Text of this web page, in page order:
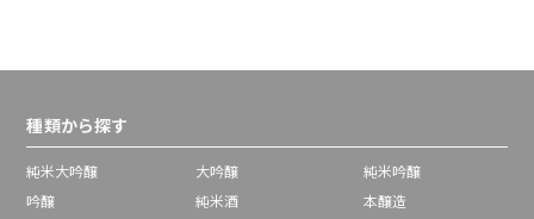
種類から探す
純米大吟醸 大吟醸
純米吟醸
吟醸
純米酒
本醸造